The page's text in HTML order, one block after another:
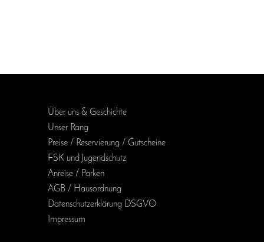
Über uns & Geschichte
Unser Rang
Preise / Reservierung / Gutscheine
FSK und Jugendschutz
Anreise / Parken
AGB / Haus­ordnung
Daten­schutz­erklärung DSGVO
Impressum